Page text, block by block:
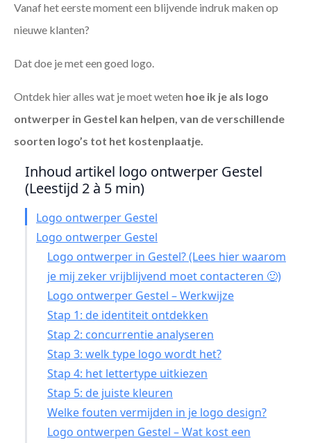
Vanaf het eerste moment een blijvende indruk maken op
nieuwe klanten?
Dat doe je met een goed logo.
Ontdek hier alles wat je moet weten hoe ik je als logo
ontwerper in Gestel kan helpen, van de verschillende
soorten logo’s tot het kostenplaatje.
Inhoud artikel logo ontwerper Gestel
(Leestijd 2 à 5 min)
Logo ontwerper Gestel
Logo ontwerper Gestel
Logo ontwerper in Gestel? (Lees hier waarom
je mij zeker vrijblijvend moet contacteren 🙂)
Logo ontwerper Gestel – Werkwijze
Stap 1: de identiteit ontdekken
Stap 2: concurrentie analyseren
Stap 3: welk type logo wordt het?
Stap 4: het lettertype uitkiezen
Stap 5: de juiste kleuren
Welke fouten vermijden in je logo design?
Logo ontwerpen Gestel – Wat kost een